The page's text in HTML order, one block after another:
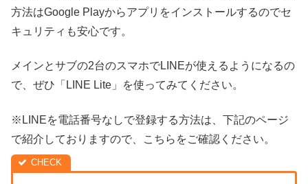
方法はGoogle Playからアプリをインストールするのでセ
キュリティも安心です。
メインとサブの2台のスマホでLINEが使えるようになるの
で、ぜひ「LINE Lite」を使ってみてください。
※LINEを電話番号なしで登録する方法は、下記のページ
で紹介しておりますので、こちらをご確認ください。